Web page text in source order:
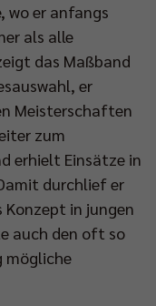
wo er anfangs
als alle
das Maßband
er
Meisterschaften
zum
erhielt Einsätze in
durchlief er
Konzept in jungen
auch den oft so
mögliche